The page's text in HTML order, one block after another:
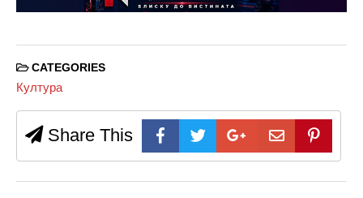
CATEGORIES
Култура
Share This